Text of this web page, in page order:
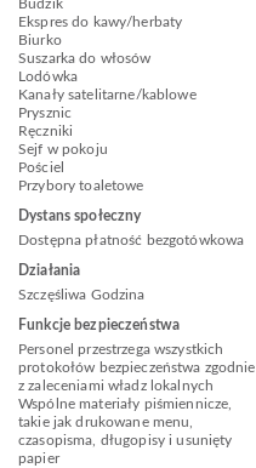
Budzik
Ekspres do kawy/herbaty
Biurko
Suszarka do włosów
Lodówka
Kanały satelitarne/kablowe
Prysznic
Ręczniki
Sejf w pokoju
Pościel
Przybory toaletowe
Dystans społeczny
Dostępna płatność bezgotówkowa
Działania
Szczęśliwa Godzina
Funkcje bezpieczeństwa
Personel przestrzega wszystkich
protokołów bezpieczeństwa zgodnie
z zaleceniami władz lokalnych
Wspólne materiały piśmiennicze,
takie jak drukowane menu,
czasopisma, długopisy i usunięty
papier